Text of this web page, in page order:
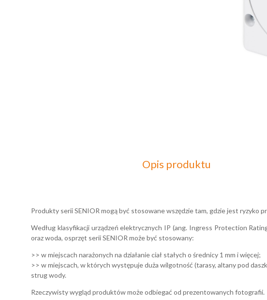
Opis produktu
Produkty serii SENIOR mogą być stosowane wszędzie tam, gdzie jest ryzyko
Według klasyfikacji urządzeń elektrycznych IP (ang. Ingress Protection
oraz woda, osprzęt serii SENIOR może być stosowany:
>> w miejscach narażonych na działanie ciał stałych o średnicy 1 mm i więcej;
>> w miejscach, w których występuje duża wilgotność (tarasy, altany pod
strug wody.
Rzeczywisty wygląd produktów może odbiegać od prezentowanych fotografii.